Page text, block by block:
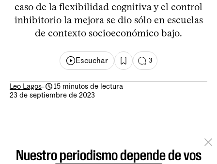
caso de la flexibilidad cognitiva y el control
inhibitorio la mejora se dio sólo en escuelas
de contexto socioeconómico bajo.
Escuchar 3
Leo Lagos-
15 minutos de lectura
23 de septiembre de 2023
Nuestro periodismo depende de vos